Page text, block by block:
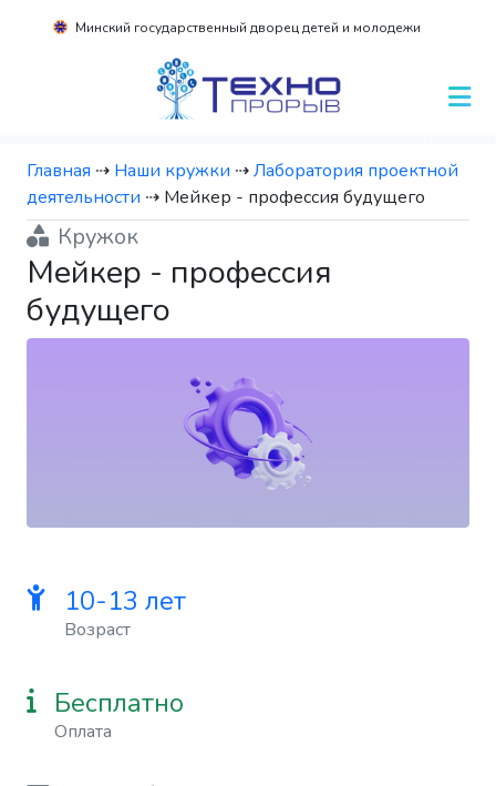
Минский государственный дворец детей и молодежи
Главная ⇢ Наши кружки ⇢Лаборатория проектной
деятельности ⇢ Мейкер - профессия будущего
Кружок
Мейкер - профессия
будущего
10-13 лет
Возраст
Бесплатно
Оплата